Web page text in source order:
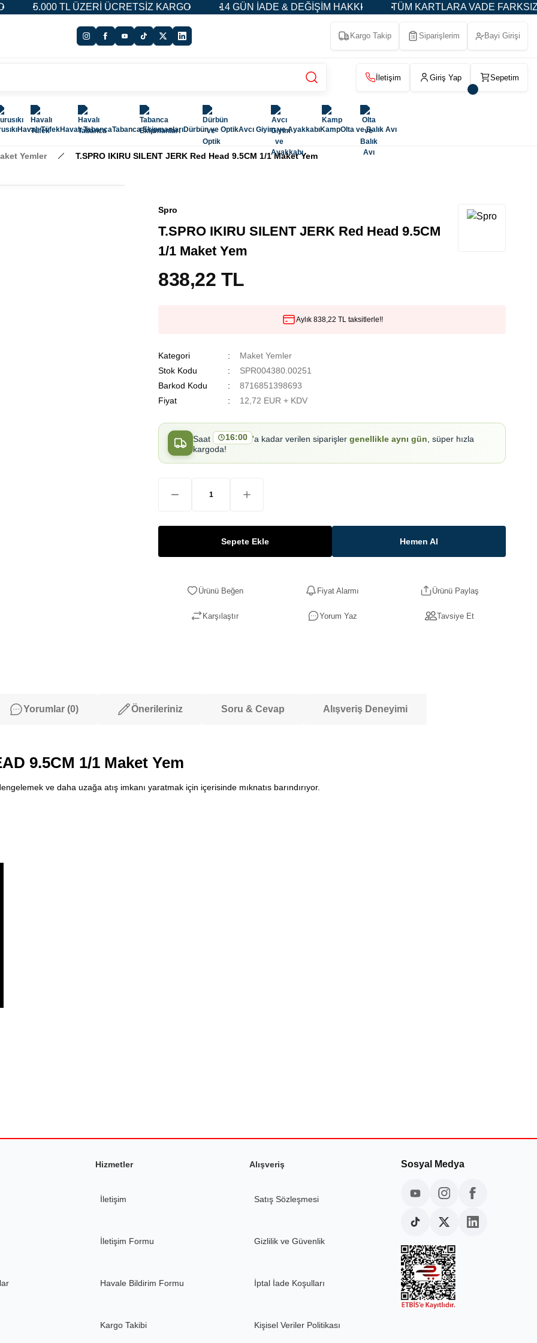
ÜZERİ ÜCRETSİZ KARGO 14 GÜN İADE & DEĞİŞİM HAKKI TÜM KARTLARA VADE FARKSIZ 3-5-9 TAKSİT
Kargo Takip Siparişlerim Bayi Girişi
İletişim Giriş Yap Sepetim
Havalı TüfekHavalı TabancaTabanca EkipmanlarıDürbün ve OptikAvcı Giyim ve AyakkabıKampOlta ve Balık Avı
Yemler T.SPRO IKIRU SILENT JERK Red Head 9.5CM 1/1 Maket Yem
Spro
T.SPRO IKIRU SILENT JERK Red Head 9.5CM
1/1 Maket Yem
838,22 TL
Aylık 838,22 TL taksitlerle!!
Kategori
Maket Yemler
Stok Kodu
SPR004380.00251
Barkod Kodu
8716851398693
Fiyat
12,72 EUR + KDV
Saat 16:00 'a kadar verilen siparişler genellikle aynı gün , süper hızla
kargoda!
Sepete Ekle Hemen Al
Fiyat Alarmı Ürünü Paylaş
Karşılaştır Yorum Yaz Tavsiye Et
Yorumlar (0) Önerileriniz Soru & Cevap Alışveriş Deneyimi
9.5CM 1/1 Maket Yem
ve daha uzağa atış imkanı yaratmak için içerisinde mıknatıs barındırıyor.
Hizmetler
İletişim
İletişim Formu
Havale Bildirim Formu
Kargo Takibi
Alışveriş
Satış Sözleşmesi
Gizlilik ve Güvenlik
İptal İade Koşulları
Kişisel Veriler Politikası
Sosyal Medya